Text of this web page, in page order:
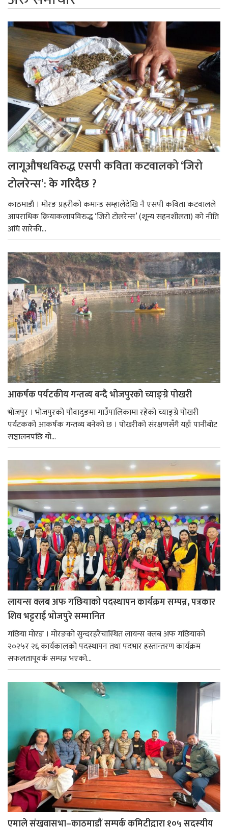
लागूऔषधविरुद्ध एसपी कविता कटवालको ‘जिरो
टोलरेन्स’: के गरिदैछ ?
काठमाडाैं । मोरङ प्रहरीको कमान्ड सम्हालेदेखि नै एसपी कविता कटवालले
आपराधिक क्रियाकलापविरुद्ध ‘जिरो टोलरेन्स’ (शून्य सहनशीलता) को नीति
अघि सारेकी...
आकर्षक पर्यटकीय गन्तव्य बन्दै भोजपुरको च्याङ्ग्रे पोखरी
भोजपुर । भोजपुरको पौवादुङमा गाउँपालिकामा रहेको च्याङ्ग्रे पोखरी
पर्यटकको आकर्षक गन्तव्य बनेको छ । पोखरीको संरक्षणसँगै यहाँ पानीबोट
सञ्चालनपछि यो...
लायन्स क्लब अफ गछियाको पदस्थापन कार्यक्रम सम्पन्न, पत्रकार
शिव भट्टराई भोजपुरे सम्मानित
गछिया मोरङ । मोरङको सुन्दरहरैंचास्थित लायन्स क्लब अफ गछियाको
२०२५र २६ कार्यकालको पदस्थापन तथा पदभार हस्तान्तरण कार्यक्रम
सफलतापूवर्क सम्पन्न भएको...